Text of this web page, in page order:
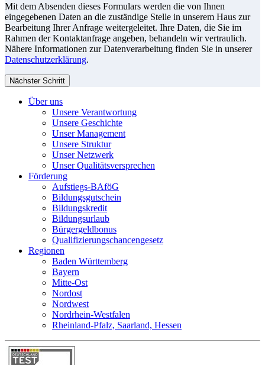
Mit dem Absenden dieses Formulars werden die von Ihnen
eingegebenen Daten an die zuständige Stelle in unserem Haus zur
Bearbeitung Ihrer Anfrage weitergeleitet. Ihre Daten, die Sie im
Rahmen der Kontaktanfrage angeben, behandeln wir vertraulich.
Nähere Informationen zur Datenverarbeitung finden Sie in unserer
Datenschutzerklärung.
Nächster Schritt
Über uns
Unsere Verantwortung
Unsere Geschichte
Unser Management
Unsere Struktur
Unser Netzwerk
Unser Qualitätsversprechen
Förderung
Aufstiegs-BAföG
Bildungsgutschein
Bildungskredit
Bildungsurlaub
Bürgergeldbonus
Qualifizierungschancengesetz
Regionen
Baden Württemberg
Bayern
Mitte-Ost
Nordost
Nordwest
Nordrhein-Westfalen
Rheinland-Pfalz, Saarland, Hessen